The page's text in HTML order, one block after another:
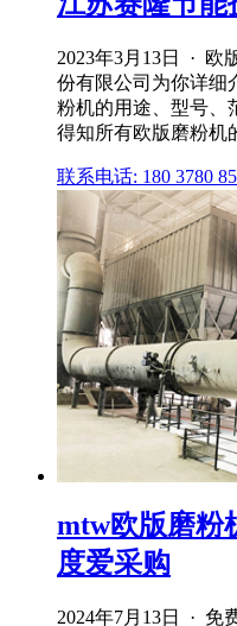
2023年3月13日 · 欧
份有限公司为你详细
粉机的用途、型号、
得知所有欧版磨粉机
联系电话: 180 3780
mtw欧版磨粉
度爱采购
2024年7月13日 · 免